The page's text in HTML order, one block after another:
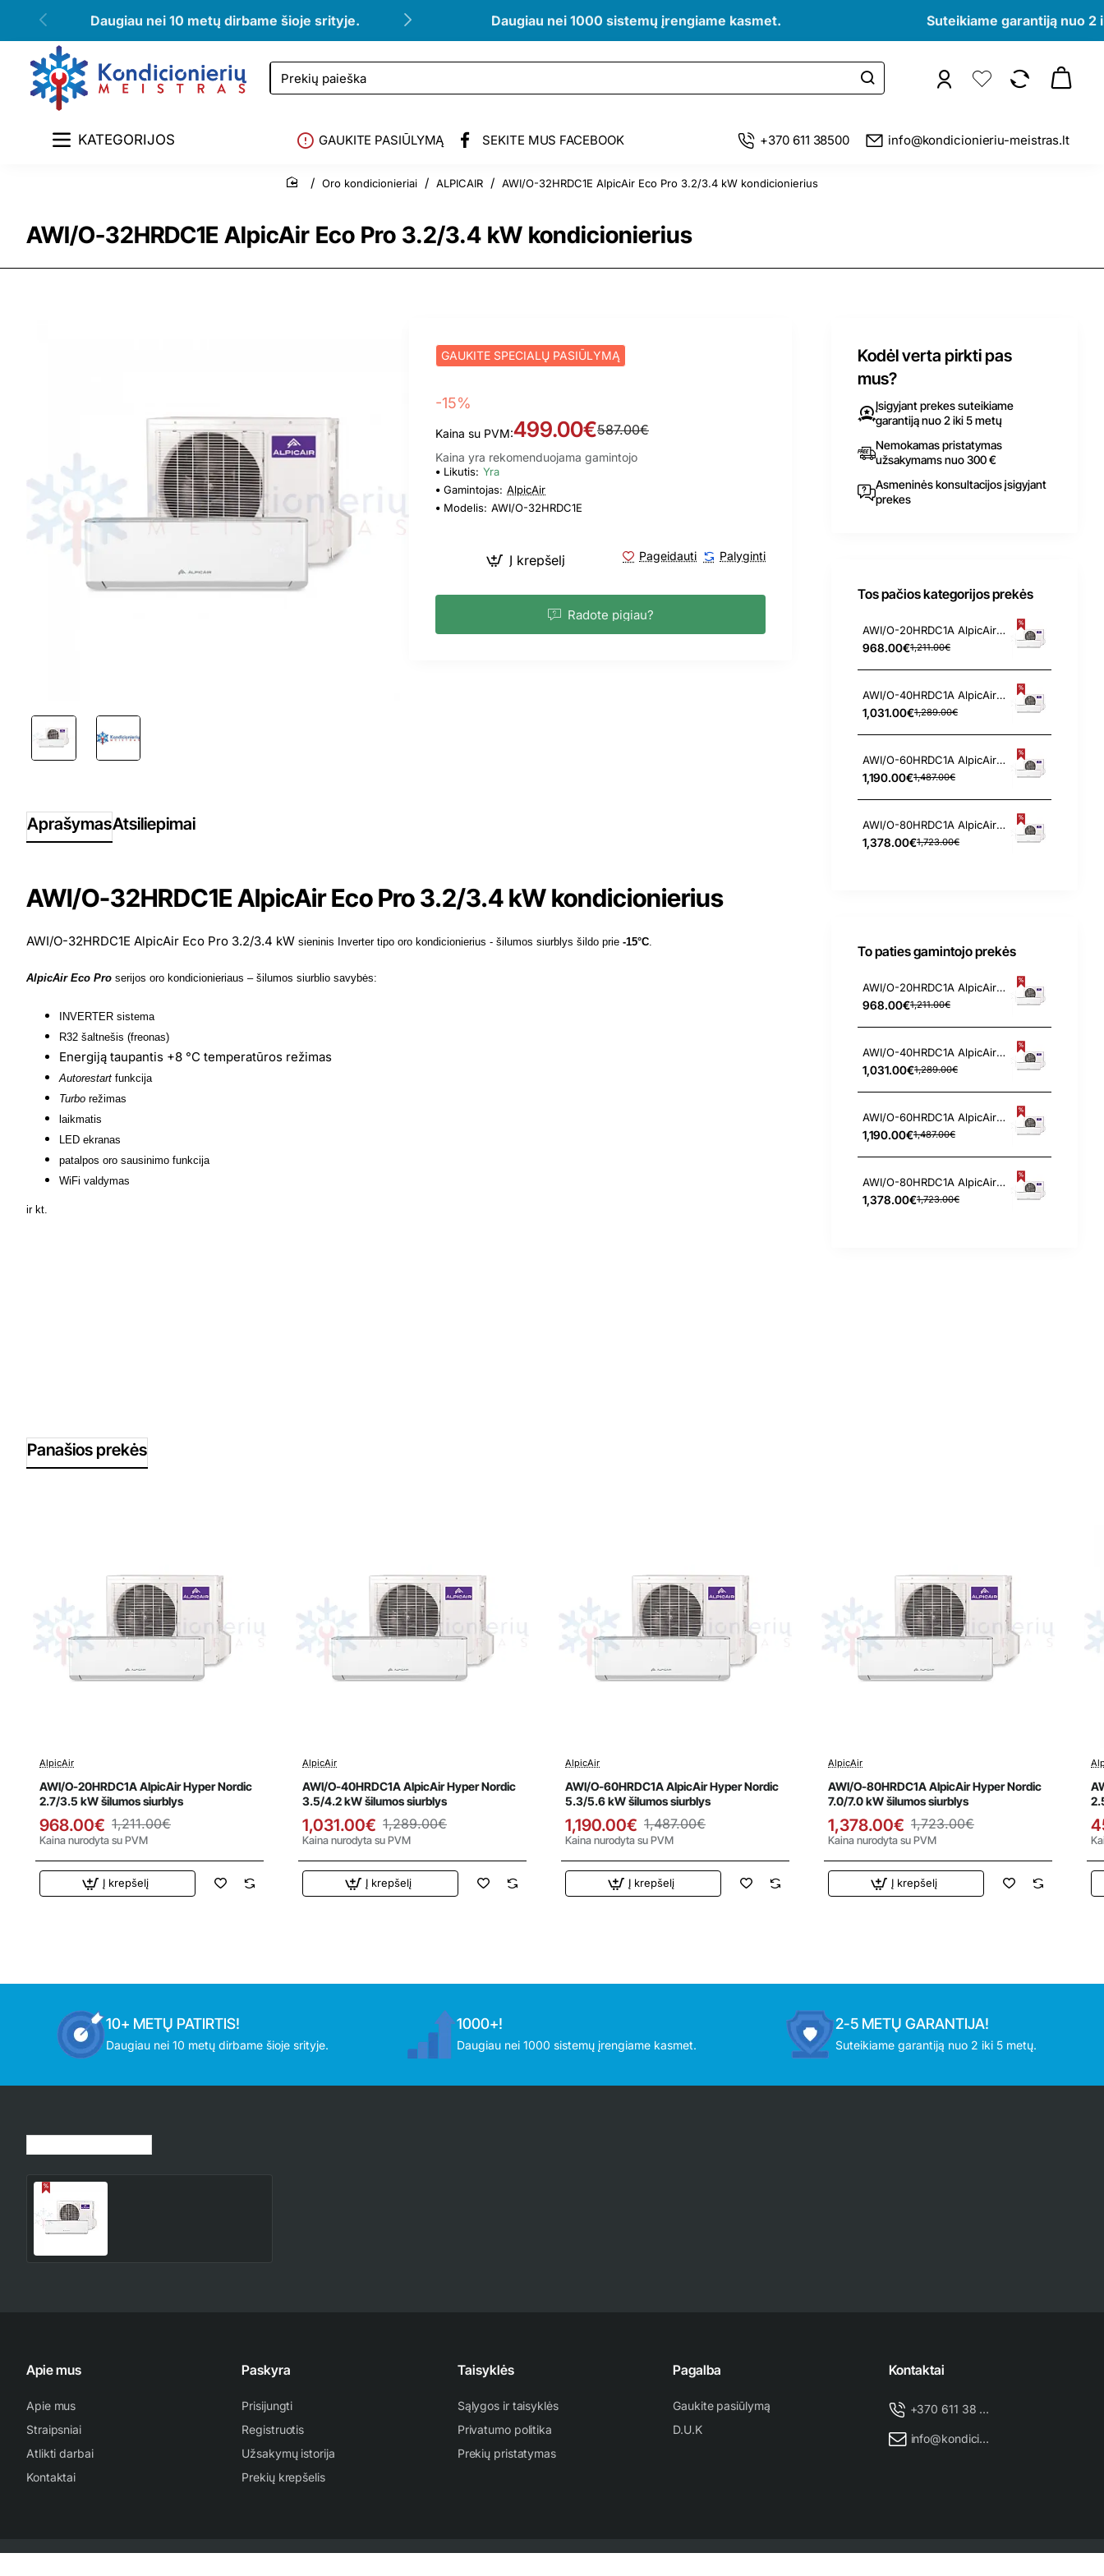
Daugiau nei 10 metų dirbame šioje srityje. Daugiau nei 1000 sistemų įrengiame kasmet. Suteikiame garantiją nuo 2
Prekių
paieška
KATEGORIJOS GAUKITE PASIŪLYMĄ SEKITE MUS FACEBOOK +370 611 38500 info@kondicionieriu-meistras.lt
AWI/O-32HRDC1E AlpicAir Eco Pro 3.2/3.4 kW kondicionierius
home
Oro kondicionieriai ALPICAIR AWI/O-32HRDC1E AlpicAir Eco Pro 3.2/3.4 kW kondicionierius
GAUKITE SPECIALŲ PASIŪLYMĄ
-15%
Kaina su PVM:499.00€587.00€
Kaina yra rekomenduojama gamintojo
Likutis: Yra
Gamintojas: AlpicAir
Modelis: AWI/O-32HRDC1E
Į krepšelį
Radote pigiau?
Pageidauti Palyginti
AprašymasAtsiliepimai
AWI/O-32HRDC1E AlpicAir Eco Pro 3.2/3.4 kW kondicionierius
AWI/O-32HRDC1E AlpicAir Eco Pro 3.2/3.4 kW sieninis Inverter tipo oro kondicionierius - šilumos siurblys šildo prie -15°C
AlpicAir Eco Pro serijos oro kondicionieriaus – šilumos siurblio savybės:
INVERTER sistema
R32 šaltnešis (freonas)
Energiją taupantis +8 °C temperatūros režimas
Autorestart funkcija
Turbo režimas
laikmatis
LED ekranas
patalpos oro sausinimo funkcija
WiFi valdymas
ir kt.
Kodėl verta pirkti pas
mus?
Įsigyjant prekes suteikiame
garantiją nuo 2 iki 5 metų
Nemokamas pristatymas
užsakymams nuo 300 €
Asmeninės konsultacijos įsigyjant
prekes
Tos pačios kategorijos prekės
AWI/O-20HRDC1A AlpicAir Hyper Nordic 2.7/3.5 kW šilumos siurblys
968.00€1,211.00€
AWI/O-40HRDC1A AlpicAir Hyper Nordic 3.5/4.2 kW šilumos siurblys
1,031.00€1,289.00€
AWI/O-60HRDC1A AlpicAir Hyper Nordic 5.3/5.6 kW šilumos siurblys
1,190.00€1,487.00€
AWI/O-80HRDC1A AlpicAir Hyper Nordic 7.0/7.0 kW šilumos siurblys
1,378.00€1,723.00€
To paties gamintojo prekės
AWI/O-20HRDC1A AlpicAir Hyper Nordic 2.7/3.5 kW šilumos siurblys
968.00€1,211.00€
AWI/O-40HRDC1A AlpicAir Hyper Nordic 3.5/4.2 kW šilumos siurblys
1,031.00€1,289.00€
AWI/O-60HRDC1A AlpicAir Hyper Nordic 5.3/5.6 kW šilumos siurblys
1,190.00€1,487.00€
AWI/O-80HRDC1A AlpicAir Hyper Nordic 7.0/7.0 kW šilumos siurblys
1,378.00€1,723.00€
Panašios prekės
Išpardavimas
AlpicAir
AWI/O-20HRDC1A AlpicAir Hyper Nordic
2.7/3.5 kW šilumos siurblys
968.00€ 1,211.00€
Kaina nurodyta su PVM
Į krepšelį
Išpardavimas
AlpicAir
AWI/O-40HRDC1A AlpicAir Hyper Nordic
3.5/4.2 kW šilumos siurblys
1,031.00€ 1,289.00€
Kaina nurodyta su PVM
Į krepšelį
Išpardavimas
AlpicAir
AWI/O-60HRDC1A AlpicAir Hyper Nordic
5.3/5.6 kW šilumos siurblys
1,190.00€ 1,487.00€
Kaina nurodyta su PVM
Į krepšelį
Išpardavimas
AlpicAir
AWI/O-80HRDC1A AlpicAir Hyper Nordic
7.0/7.0 kW šilumos siurblys
1,378.00€ 1,723.00€
Kaina nurodyta su PVM
Į krepšelį
10+ METŲ PATIRTIS!
Daugiau nei 10 metų dirbame šioje srityje.
1000+!
Daugiau nei 1000 sistemų įrengiame kasmet.
2-5 METŲ GARANTIJA!
Suteikiame garantiją nuo 2 iki 5 metų.
Apie mus
Apie mus
Straipsniai
Atlikti darbai
Kontaktai
Paskyra
Prisijungti
Registruotis
Užsakymų istorija
Prekių krepšelis
Taisyklės
Sąlygos ir taisyklės
Privatumo politika
Prekių pristatymas
Pagalba
Gaukite pasiūlymą
D.U.K
Kontaktai
+370 611 38 500
info@kondicionieriu-meistras.lt